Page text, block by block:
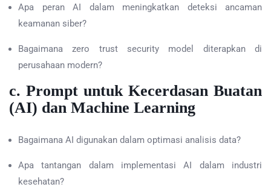
Apa peran AI dalam meningkatkan deteksi ancaman
keamanan siber?
Bagaimana zero trust security model diterapkan di
perusahaan modern?
c. Prompt untuk Kecerdasan Buatan
(AI) dan Machine Learning
Bagaimana AI digunakan dalam optimasi analisis data?
Apa tantangan dalam implementasi AI dalam industri
kesehatan?